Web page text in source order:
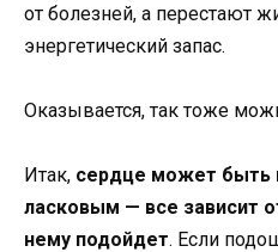
от болезней, а перестают
энергетический запас.
Оказывается, так тоже
Итак, сердце может
ласковым — все зависит
нему подойдет. Если